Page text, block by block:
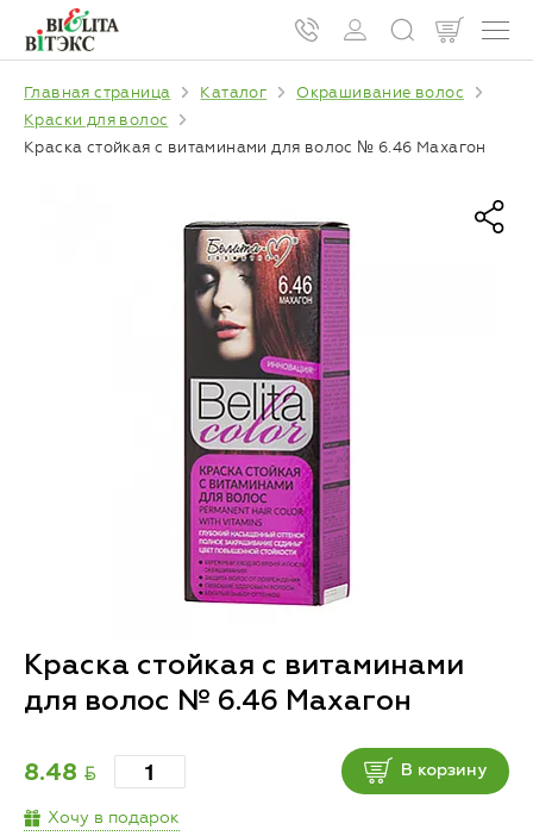
Главная страница Каталог
Окрашивание волос
Краски для волос
Краска стойкая с витаминами для волос № 6.46 Махагон
Краска стойкая с витаминами
для волос № 6.46 Махагон
8.48 BYN В корзину
Хочу в подарок